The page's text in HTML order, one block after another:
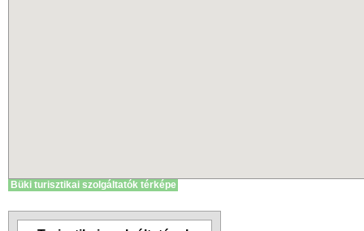
Büki turisztikai szolgáltatók térképe